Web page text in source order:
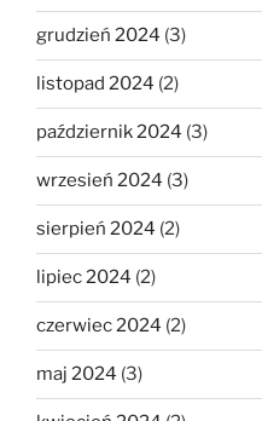
grudzień 2024 (3)
listopad 2024 (2)
październik 2024 (3)
wrzesień 2024 (3)
sierpień 2024 (2)
lipiec 2024 (2)
czerwiec 2024 (2)
maj 2024 (3)